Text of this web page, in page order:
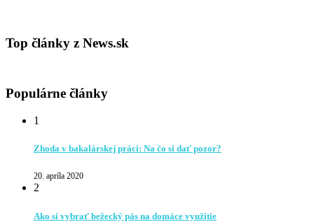
Top články z News.sk
Populárne články
1
Zhoda v bakalárskej práci: Na čo si dať pozor?
20. apríla 2020
2
Ako si vybrať bežecký pás na domáce využitie